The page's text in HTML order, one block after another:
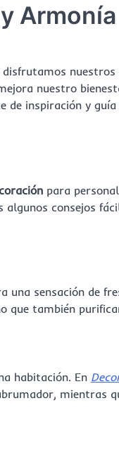
Armonía
nuestros
nuestro
de inspiración y guía
para
consejos
una sensación de
que también
habitación. En
mientras